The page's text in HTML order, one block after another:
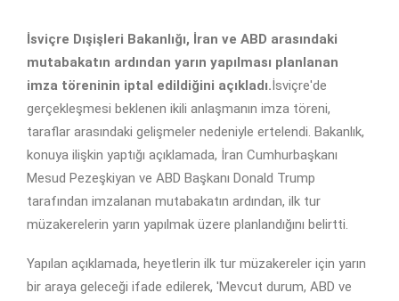
İsviçre Dışişleri Bakanlığı, İran ve ABD arasındaki
mutabakatın ardından yarın yapılması planlanan
imza töreninin iptal edildiğini açıkladı.İsviçre'de
gerçekleşmesi beklenen ikili anlaşmanın imza töreni,
taraflar arasındaki gelişmeler nedeniyle ertelendi. Bakanlık,
konuya ilişkin yaptığı açıklamada, İran Cumhurbaşkanı
Mesud Pezeşkiyan ve ABD Başkanı Donald Trump
tarafından imzalanan mutabakatın ardından, ilk tur
müzakerelerin yarın yapılmak üzere planlandığını belirtti.
Yapılan açıklamada, heyetlerin ilk tur müzakereler için yarın
bir araya geleceği ifade edilerek, 'Mevcut durum, ABD ve